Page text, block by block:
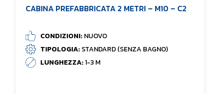
CABINA PREFABBRICATA 2 METRI – M10 – C2
CONDIZIONI:NUOVO
TIPOLOGIA:STANDARD (SENZA BAGNO)
LUNGHEZZA:1-3 M